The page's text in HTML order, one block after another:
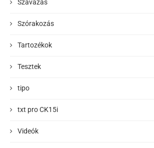
Szavazás
Szórakozás
Tartozékok
Tesztek
tipo
txt pro CK15i
Videók